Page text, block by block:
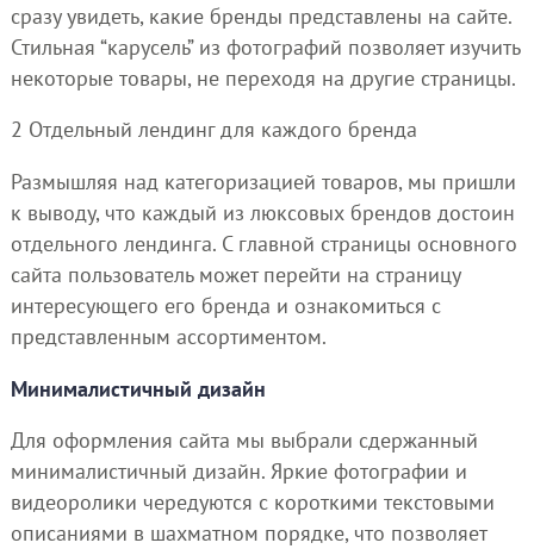
сразу увидеть, какие бренды представлены на сайте.
Стильная “карусель” из фотографий позволяет изучить
некоторые товары, не переходя на другие страницы.
2 Отдельный лендинг для каждого бренда
Размышляя над категоризацией товаров, мы пришли
к выводу, что каждый из люксовых брендов достоин
отдельного лендинга. С главной страницы основного
сайта пользователь может перейти на страницу
интересующего его бренда и ознакомиться с
представленным ассортиментом.
Минималистичный дизайн
Для оформления сайта мы выбрали сдержанный
минималистичный дизайн. Яркие фотографии и
видеоролики чередуются с короткими текстовыми
описаниями в шахматном порядке, что позволяет